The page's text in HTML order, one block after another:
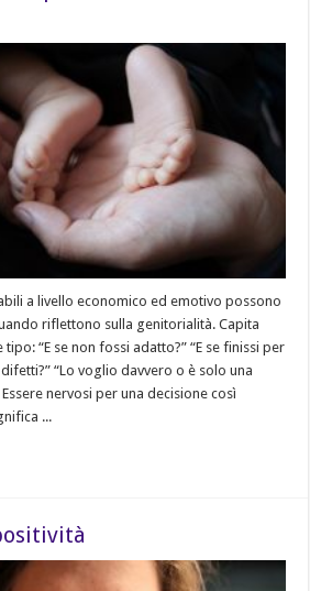
a livello economico ed emotivo possono
riflettono sulla genitorialità. Capita
“E se non fossi adatto?” “E se finissi per
“Lo voglio davvero o è solo una
nervosi per una decisione così
...